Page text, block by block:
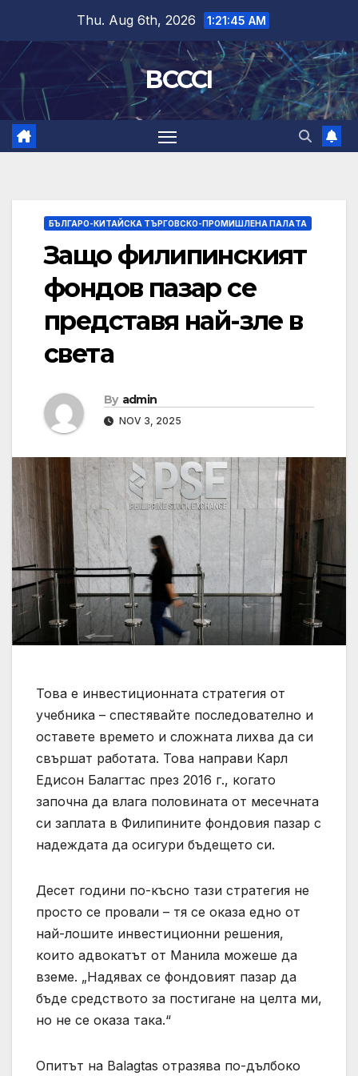
content
Thu. Aug 6th, 2026 1:21:46 AM
BCCCI
БЪЛГАРО-КИТАЙСКА ТЪРГОВСКО-ПРОМИШЛЕНА ПАЛAТА
Защо филипинският
фондов пазар се
представя най-зле в
света
By admin
NOV 3, 2025
Това е инвестиционната стратегия от
учебника – спестявайте последователно и
оставете времето и сложната лихва да си
свършат работата. Това направи Карл
Едисон Балагтас през 2016 г., когато
започна да влага половината от месечната
си заплата в Филипините фондовия пазар с
надеждата да осигури бъдещето си.
Десет години по-късно тази стратегия не
просто се провали – тя се оказа едно от
най-лошите инвестиционни решения,
които адвокатът от Манила можеше да
вземе. „Надявах се фондовият пазар да
бъде средството за постигане на целта ми,
но не се оказа така.“
Опитът на Balagtas отразява по-дълбоко